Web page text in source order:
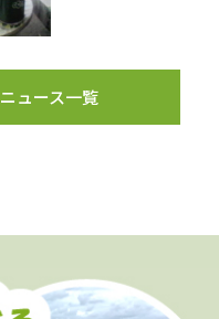
ニュース一覧